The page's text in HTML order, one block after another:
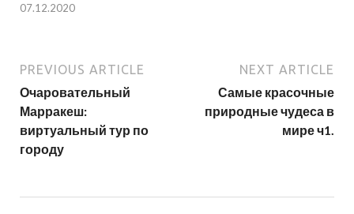
07.12.2020
PREVIOUS ARTICLE
Очаровательный
Марракеш:
виртуальный тур по
городу
NEXT ARTICLE
Самые красочные
природные чудеса в
мире ч1.